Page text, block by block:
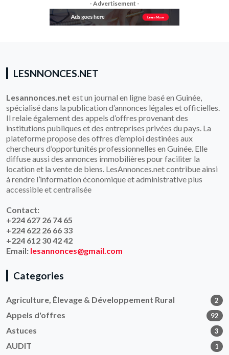
- Advertisement -
LESNNONCES.NET
Lesannonces.net est un journal en ligne basé en Guinée,
spécialisé dans la publication d’annonces légales et officielles.
Il relaie également des appels d’offres provenant des
institutions publiques et des entreprises privées du pays. La
plateforme propose des offres d’emploi destinées aux
chercheurs d’opportunités professionnelles en Guinée. Elle
diffuse aussi des annonces immobilières pour faciliter la
location et la vente de biens. LesAnnonces.net contribue ainsi
à rendre l’information économique et administrative plus
accessible et centralisée
Contact:
+224 627 26 74 65
+224 622 26 66 33
+224 612 30 42 42
Email: lesannonces@gmail.com
Categories
Agriculture, Élevage & Développement Rural 2
Appels d'offres 92
Astuces 3
AUDIT 1